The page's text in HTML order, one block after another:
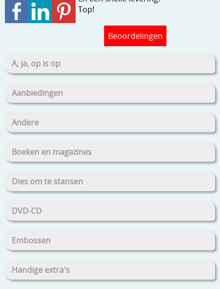
Top!
Beoordelingen
A, ja, op is op
Aanbiedingen
Andere
Boeken en magazines
Dies om te stansen
DVD-CD
Embossen
Handige extra's